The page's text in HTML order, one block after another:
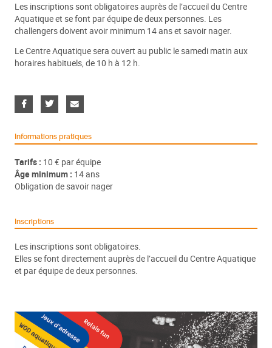
Les inscriptions sont obligatoires auprès de l’accueil du Centre
Aquatique et se font par équipe de deux personnes. Les
challengers doivent avoir minimum 14 ans et savoir nager.
Le Centre Aquatique sera ouvert au public le samedi matin aux
horaires habituels, de 10 h à 12 h.
Informations pratiques
Tarifs : 10 € par équipe
Âge minimum : 14 ans
Obligation de savoir nager
Inscriptions
Les inscriptions sont obligatoires.
Elles se font directement auprès de l’accueil du Centre Aquatique
et par équipe de deux personnes.